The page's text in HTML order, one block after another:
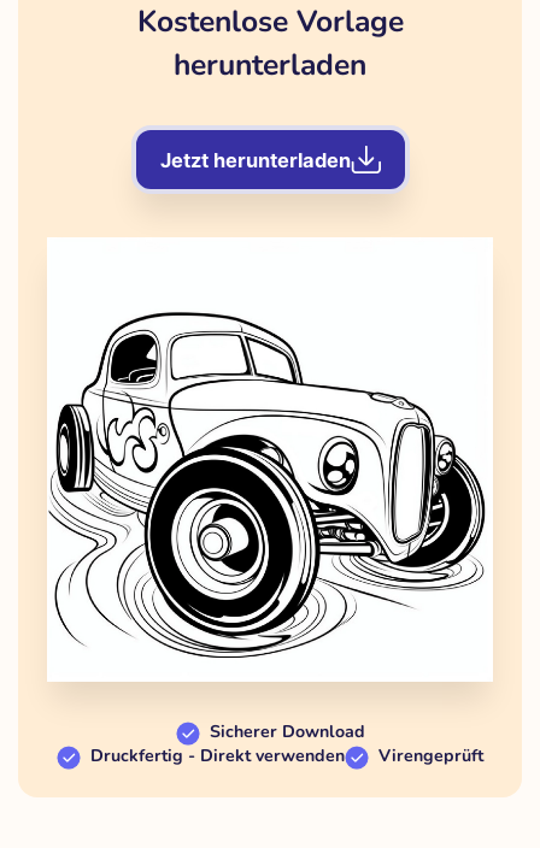
Kostenlose Vorlage
herunterladen
Jetzt herunterladen
Sicherer Download
Druckfertig - Direkt verwenden
Virengeprüft